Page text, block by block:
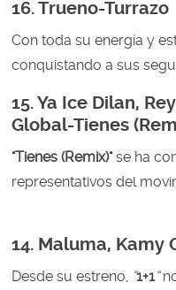
16.Trueno-Turrazo
Con toda su energía y
conquistando a sus
15.Ya Ice Dilan,
Global-Tienes
"Tienes (Remix)"se ha
representativos del
14. Maluma, Kamy
Desde su estreno, “1+1”